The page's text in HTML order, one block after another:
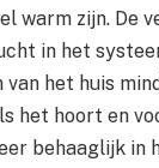
warm zijn. De
in het
van het huis
het hoort en
behaaglijk in